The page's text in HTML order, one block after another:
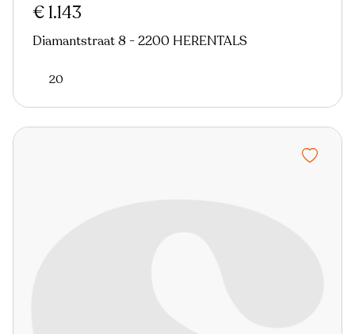
€ 1.143
Diamantstraat 8 - 2200 HERENTALS
20